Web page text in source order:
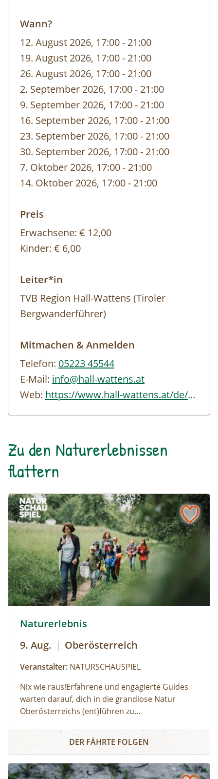
Wann?
12. August 2026, 17:00- bis
21:00
19. August 2026, 17:00- bis
21:00
26. August 2026, 17:00- bis
21:00
2. September 2026, 17:00- bis
21:00
9. September 2026, 17:00- bis
21:00
16. September 2026, 17:00- bis
21:00
23. September 2026, 17:00- bis
21:00
30. September 2026, 17:00- bis
21:00
7. Oktober 2026, 17:00- bis
21:00
14. Oktober 2026, 17:00- bis
21:00
Preis
Erwachsene: € 12,00
Kinder: € 6,00
Leiter*in
TVB Region Hall-Wattens (Tiroler
Bergwanderführer)
Mitmachen & Anmelden
Telefon: 05223 45544
E-Mail: info@hall-wattens.at
Web:
https://www.hall-wattens.at/de/sommerprogramm.html
Zu den Naturerlebnissen
flattern
Naturerlebnis
9. Aug. | Oberösterreich
Veranstalter: NATURSCHAUSPIEL
Nix wie raus!Erfahrene und engagierte Guides
warten darauf, dich in die grandiose Natur
Oberösterreichs (ent)führen zu
Alpakas versorgen, Wassermonster fangen,
Fährtenlesen lernen, Höhlen erforschen, Honig
und noch vieles mehr: Auf unserer Website
Naturerlebnis
DER FÄHRTE FOLGEN